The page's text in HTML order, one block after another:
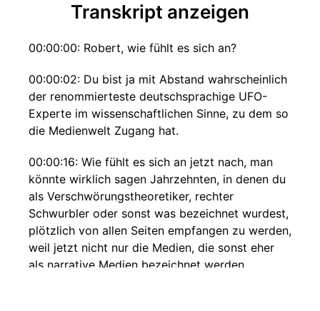
Transkript anzeigen
00:00:00: Robert, wie fühlt es sich an?
00:00:02: Du bist ja mit Abstand wahrscheinlich
der renommierteste deutschsprachige UFO-
Experte im wissenschaftlichen Sinne, zu dem so
die Medienwelt Zugang hat.
00:00:16: Wie fühlt es sich an jetzt nach, man
könnte wirklich sagen Jahrzehnten, in denen du
als Verschwörungstheoretiker, rechter
Schwurbler oder sonst was bezeichnet wurdest,
plötzlich von allen Seiten empfangen zu werden,
weil jetzt nicht nur die Medien, die sonst eher
als narrative Medien bezeichnet werden,